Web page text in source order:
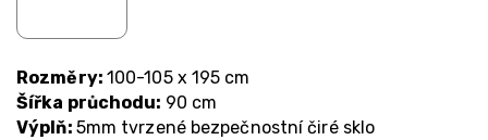
Rozměry: 100-105 x 195 cm
Šířka průchodu: 90 cm
Výplň: 5mm tvrzené bezpečnostní čiré sklo